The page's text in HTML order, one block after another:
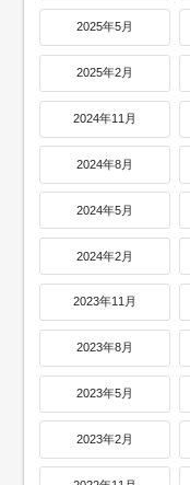
2025年5月
2025年2月
2024年11月
2024年8月
2024年5月
2024年2月
2023年11月
2023年8月
2023年5月
2023年2月